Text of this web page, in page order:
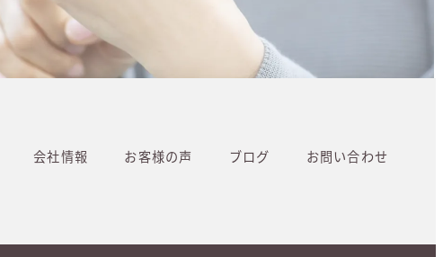
会社情報 お客様の声 ブログ お問い合わせ